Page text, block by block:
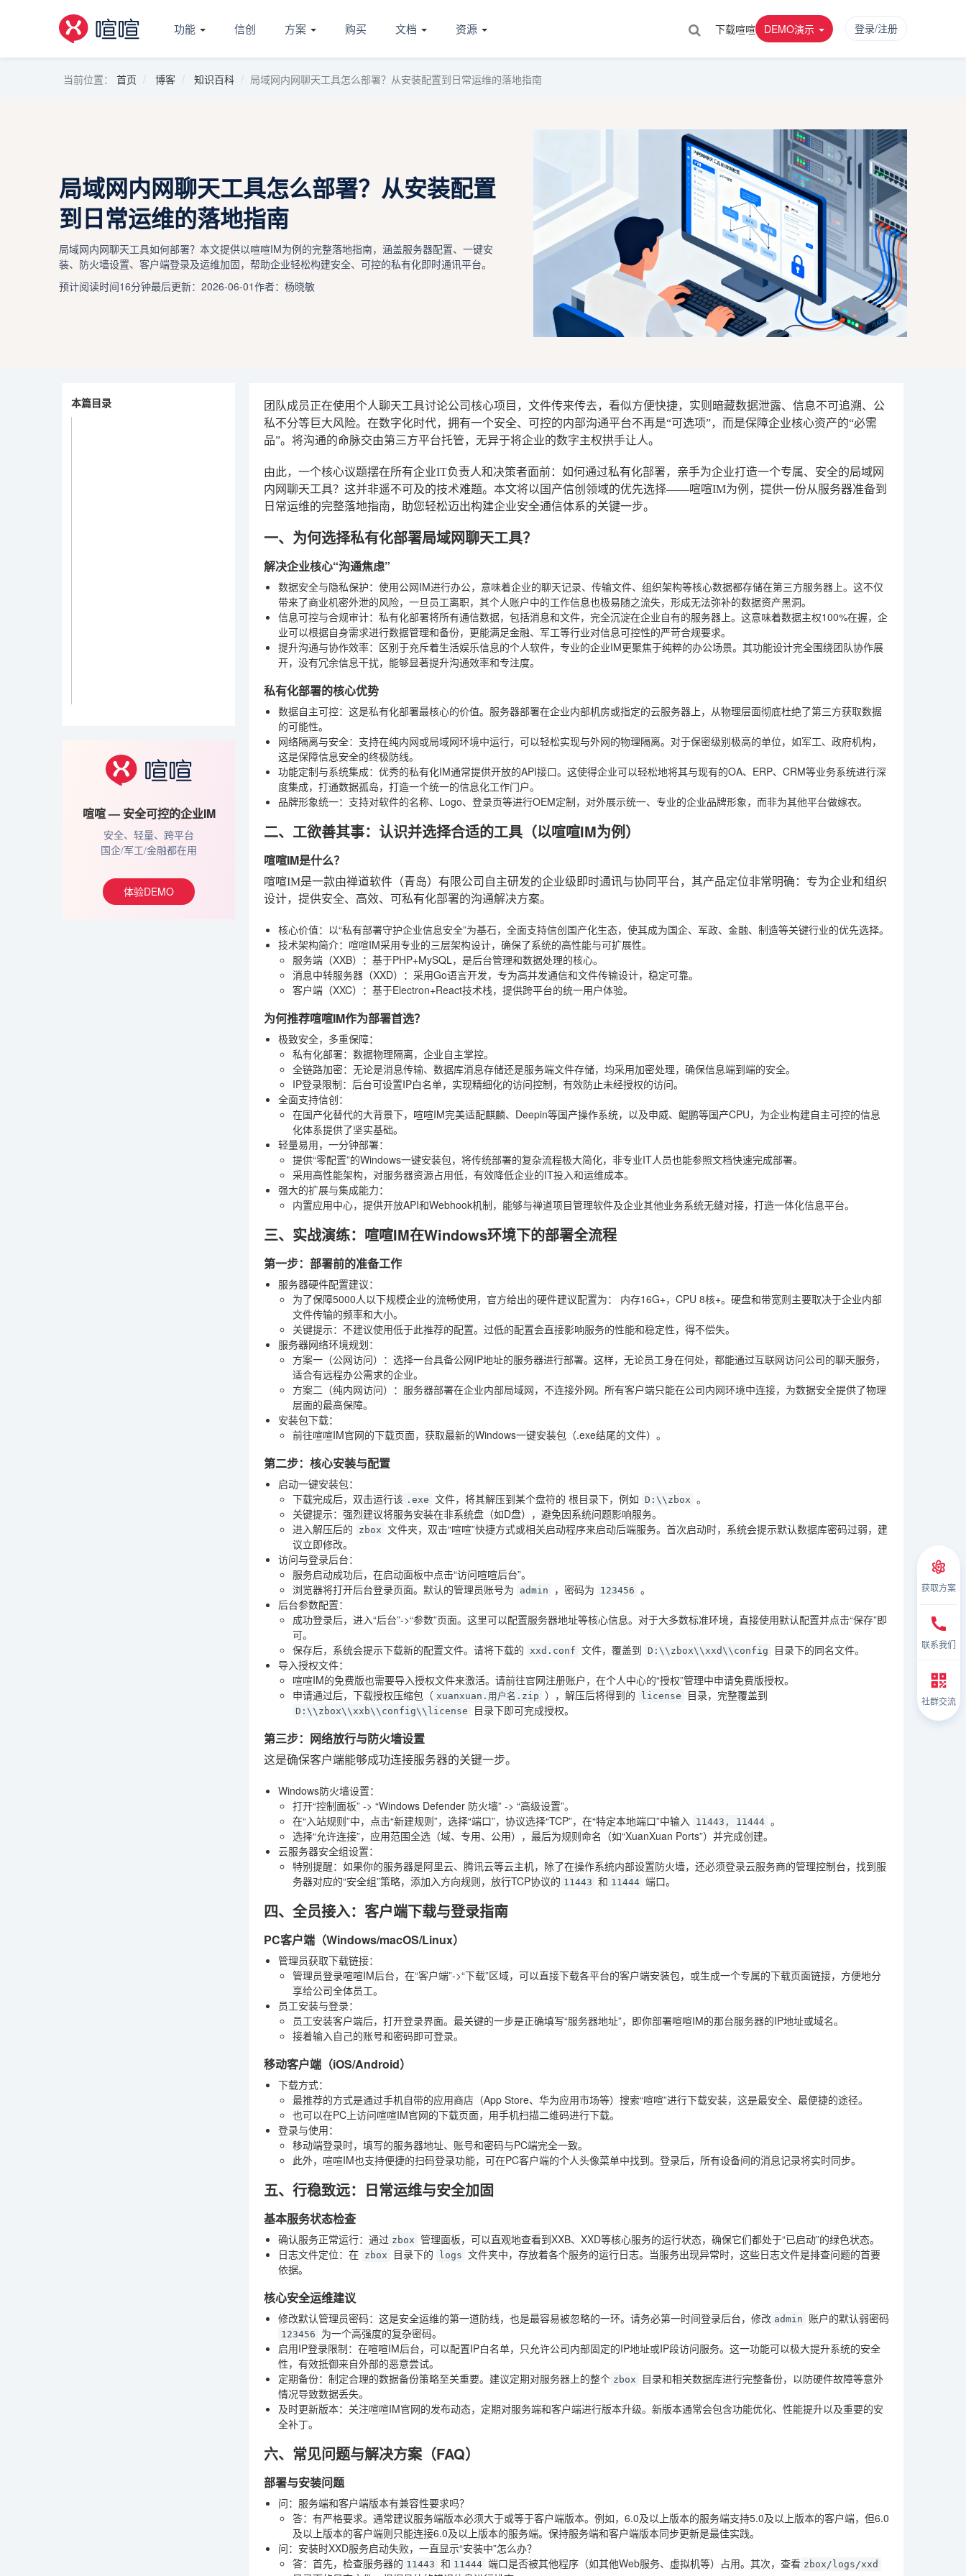
功能 信创 方案 购买 文档 资源 下载喧喧 DEMO演示 登录/注册
当前位置： 首页 博客 知识百科 局域网内网聊天工具怎么部署？从安装配置到日常运维的落地指南
局域网内网聊天工具怎么部署？从安装配置
到日常运维的落地指南
局域网内网聊天工具如何部署？本文提供以喧喧IM为例的完整落地指南，涵盖服务器配置、一键安
装、防火墙设置、客户端登录及运维加固，帮助企业轻松构建安全、可控的私有化即时通讯平台。
预计阅读时间16分钟最后更新：2026-06-01作者：杨晓敏
本篇目录
喧喧 — 安全可控的企业IM
安全、轻量、跨平台
国企/军工/金融都在用
体验DEMO
团队成员正在使用个人聊天工具讨论公司核心项目，文件传来传去，看似方便快捷，实则暗藏数据泄露、信息不可追溯、公
私不分等巨大风险。在数字化时代，拥有一个安全、可控的内部沟通平台不再是“可选项”，而是保障企业核心资产的“必需
品”。将沟通的命脉交由第三方平台托管，无异于将企业的数字主权拱手让人。
由此，一个核心议题摆在所有企业IT负责人和决策者面前：如何通过私有化部署，亲手为企业打造一个专属、安全的局域网
内网聊天工具？这并非遥不可及的技术难题。本文将以国产信创领域的优先选择——喧喧IM为例，提供一份从服务器准备到
日常运维的完整落地指南，助您轻松迈出构建企业安全通信体系的关键一步。
一、为何选择私有化部署局域网聊天工具？
解决企业核心“沟通焦虑”
数据安全与隐私保护：使用公网IM进行办公，意味着企业的聊天记录、传输文件、组织架构等核心数据都存储在第三方服务器上。这不仅
带来了商业机密外泄的风险，一旦员工离职，其个人账户中的工作信息也极易随之流失，形成无法弥补的数据资产黑洞。
信息可控与合规审计：私有化部署将所有通信数据，包括消息和文件，完全沉淀在企业自有的服务器上。这意味着数据主权100%在握，企
业可以根据自身需求进行数据管理和备份，更能满足金融、军工等行业对信息可控性的严苛合规要求。
提升沟通与协作效率：区别于充斥着生活娱乐信息的个人软件，专业的企业IM更聚焦于纯粹的办公场景。其功能设计完全围绕团队协作展
开，没有冗余信息干扰，能够显著提升沟通效率和专注度。
私有化部署的核心优势
数据自主可控：这是私有化部署最核心的价值。服务器部署在企业内部机房或指定的云服务器上，从物理层面彻底杜绝了第三方获取数据
的可能性。
网络隔离与安全：支持在纯内网或局域网环境中运行，可以轻松实现与外网的物理隔离。对于保密级别极高的单位，如军工、政府机构，
这是保障信息安全的终极防线。
功能定制与系统集成：优秀的私有化IM通常提供开放的API接口。这使得企业可以轻松地将其与现有的OA、ERP、CRM等业务系统进行深
度集成，打通数据孤岛，打造一个统一的信息化工作门户。
品牌形象统一：支持对软件的名称、Logo、登录页等进行OEM定制，对外展示统一、专业的企业品牌形象，而非为其他平台做嫁衣。
二、工欲善其事：认识并选择合适的工具（以喧喧IM为例）
喧喧IM是什么？
喧喧IM是一款由禅道软件（青岛）有限公司自主研发的企业级即时通讯与协同平台，其产品定位非常明确：专为企业和组织
设计，提供安全、高效、可私有化部署的沟通解决方案。
核心价值：以“私有部署守护企业信息安全”为基石，全面支持信创国产化生态，使其成为国企、军政、金融、制造等关键行业的优先选择。
技术架构简介：喧喧IM采用专业的三层架构设计，确保了系统的高性能与可扩展性。
服务端（XXB） ：基于PHP+MySQL，是后台管理和数据处理的核心。
消息中转服务器（XXD） ：采用Go语言开发，专为高并发通信和文件传输设计，稳定可靠。
客户端（XXC） ：基于Electron+React技术栈，提供跨平台的统一用户体验。
为何推荐喧喧IM作为部署首选？
极致安全，多重保障：
私有化部署：数据物理隔离，企业自主掌控。
全链路加密：无论是消息传输、数据库消息存储还是服务端文件存储，均采用加密处理，确保信息端到端的安全。
IP登录限制：后台可设置IP白名单，实现精细化的访问控制，有效防止未经授权的访问。
全面支持信创：
在国产化替代的大背景下，喧喧IM完美适配麒麟、Deepin等国产操作系统，以及申威、鲲鹏等国产CPU，为企业构建自主可控的信息
化体系提供了坚实基础。
轻量易用，一分钟部署：
提供“零配置”的Windows一键安装包，将传统部署的复杂流程极大简化，非专业IT人员也能参照文档快速完成部署。
采用高性能架构，对服务器资源占用低，有效降低企业的IT投入和运维成本。
强大的扩展与集成能力：
内置应用中心，提供开放API和Webhook机制，能够与禅道项目管理软件及企业其他业务系统无缝对接，打造一体化信息平台。
三、实战演练：喧喧IM在Windows环境下的部署全流程
第一步：部署前的准备工作
服务器硬件配置建议：
为了保障5000人以下规模企业的流畅使用，官方给出的硬件建议配置为： 内存16G+，CPU 8核+。硬盘和带宽则主要取决于企业内部
文件传输的频率和大小。
关键提示：不建议使用低于此推荐的配置。过低的配置会直接影响服务的性能和稳定性，得不偿失。
服务器网络环境规划：
方案一（公网访问） ：选择一台具备公网IP地址的服务器进行部署。这样，无论员工身在何处，都能通过互联网访问公司的聊天服务，
适合有远程办公需求的企业。
方案二（纯内网访问） ：服务器部署在企业内部局域网，不连接外网。所有客户端只能在公司内网环境中连接，为数据安全提供了物理
层面的最高保障。
安装包下载：
前往喧喧IM官网的下载页面，获取最新的Windows一键安装包（.exe结尾的文件）。
第二步：核心安装与配置
启动一键安装包：
下载完成后，双击运行该 .exe 文件，将其解压到某个盘符的 根目录下，例如 D:\\zbox 。
关键提示：强烈建议将服务安装在非系统盘（如D盘），避免因系统问题影响服务。
进入解压后的
zbox 文件夹，双击“喧喧”快捷方式或相关启动程序来启动后端服务。首次启动时，系统会提示默认数据库密码过弱，建
议立即修改。
访问与登录后台：
服务启动成功后，在启动面板中点击“访问喧喧后台”。
浏览器将打开后台登录页面。默认的管理员账号为
admin ，密码为 123456 。
后台参数配置：
成功登录后，进入“后台”->“参数”页面。这里可以配置服务器地址等核心信息。对于大多数标准环境，直接使用默认配置并点击“保存”即
可。
保存后，系统会提示下载新的配置文件。请将下载的
xxd.conf 文件，覆盖到 D:\\zbox\\xxd\\config
目录下的同名文件。
导入授权文件：
喧喧IM的免费版也需要导入授权文件来激活。请前往官网注册账户，在个人中心的“授权”管理中申请免费版授权。
申请通过后，下载授权压缩包（ xuanxuan.用户名.zip ），解压后将得到的 license 目录，完整覆盖到
D:\\zbox\\xxb\\config\\license 目录下即可完成授权。
第三步：网络放行与防火墙设置
这是确保客户端能够成功连接服务器的关键一步。
Windows防火墙设置：
打开“控制面板” -> “Windows Defender 防火墙” -> “高级设置”。
在“入站规则”中，点击“新建规则”，选择“端口”，协议选择“TCP”，在“特定本地端口”中输入
11443, 11444 。
选择“允许连接”，应用范围全选（域、专用、公用），最后为规则命名（如“XuanXuan Ports”）并完成创建。
云服务器安全组设置：
特别提醒：如果你的服务器是阿里云、腾讯云等云主机，除了在操作系统内部设置防火墙，还必须登录云服务商的管理控制台，找到服
务器对应的“安全组”策略，添加入方向规则，放行TCP协议的 11443 和 11444 端口。
四、全员接入：客户端下载与登录指南
PC客户端（Windows/macOS/Linux）
管理员获取下载链接：
管理员登录喧喧IM后台，在“客户端”->“下载”区域，可以直接下载各平台的客户端安装包，或生成一个专属的下载页面链接，方便地分
享给公司全体员工。
员工安装与登录：
员工安装客户端后，打开登录界面。最关键的一步是正确填写“服务器地址”，即你部署喧喧IM的那台服务器的IP地址或域名。
接着输入自己的账号和密码即可登录。
移动客户端（iOS/Android）
下载方式：
最推荐的方式是通过手机自带的应用商店（App Store、华为应用市场等）搜索“喧喧”进行下载安装，这是最安全、最便捷的途径。
也可以在PC上访问喧喧IM官网的下载页面，用手机扫描二维码进行下载。
登录与使用：
移动端登录时，填写的服务器地址、账号和密码与PC端完全一致。
此外，喧喧IM也支持便捷的扫码登录功能，可在PC客户端的个人头像菜单中找到。登录后，所有设备间的消息记录将实时同步。
五、行稳致远：日常运维与安全加固
基本服务状态检查
确认服务正常运行：通过 zbox 管理面板，可以直观地查看到XXB、XXD等核心服务的运行状态，确保它们都处于“已启动”的绿色状态。
日志文件定位：在 zbox 目录下的 logs 文件夹中，存放着各个服务的运行日志。当服务出现异常时，这些日志文件是排查问题的首要
依据。
核心安全运维建议
修改默认管理员密码：这是安全运维的第一道防线，也是最容易被忽略的一环。请务必第一时间登录后台，修改 admin 账户的默认弱密码
123456
为一个高强度的复杂密码。
启用IP登录限制：在喧喧IM后台，可以配置IP白名单，只允许公司内部固定的IP地址或IP段访问服务。这一功能可以极大提升系统的安全
性，有效抵御来自外部的恶意尝试。
定期备份：制定合理的数据备份策略至关重要。建议定期对服务器上的整个 zbox
目录和相关数据库进行完整备份，以防硬件故障等意外
情况导致数据丢失。
及时更新版本：关注喧喧IM官网的发布动态，定期对服务端和客户端进行版本升级。新版本通常会包含功能优化、性能提升以及重要的安
全补丁。
六、常见问题与解决方案（FAQ）
部署与安装问题
问：服务端和客户端版本有兼容性要求吗？
答：有严格要求。通常建议服务端版本必须大于或等于客户端版本。例如，6.0及以上版本的服务端支持5.0及以上版本的客户端，但6.0
及以上版本的客户端则只能连接6.0及以上版本的服务端。保持服务端和客户端版本同步更新是最佳实践。
问：安装时XXD服务启动失败，一直显示“安装中”怎么办？
答：首先，检查服务器的 11443 和 11444 端口是否被其他程序（如其他Web服务、虚拟机等）占用。其次，查看 zbox/logs/xxd
获取方案
联系我们
社群交流